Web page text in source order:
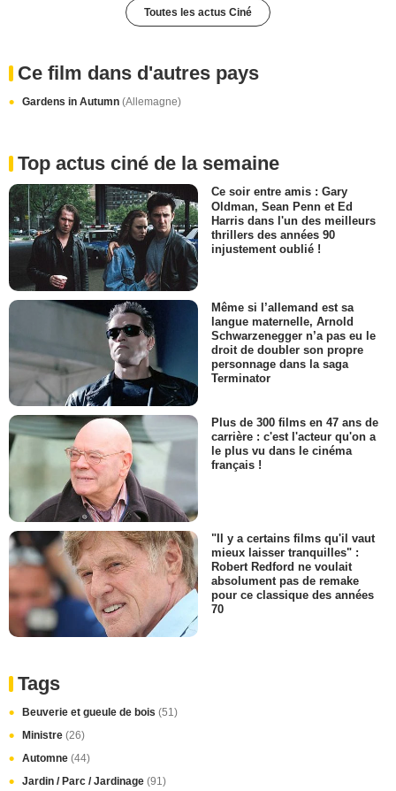
Toutes les actus Ciné
Ce film dans d'autres pays
Gardens in Autumn (Allemagne)
Top actus ciné de la semaine
Ce soir entre amis : Gary
Oldman, Sean Penn et Ed
Harris dans l'un des meilleurs
thrillers des années 90
injustement oublié !
Même si l’allemand est sa
langue maternelle, Arnold
Schwarzenegger n’a pas eu le
droit de doubler son propre
personnage dans la saga
Terminator
Plus de 300 films en 47 ans de
carrière : c'est l'acteur qu'on a
le plus vu dans le cinéma
français !
"Il y a certains films qu'il vaut
mieux laisser tranquilles" :
Robert Redford ne voulait
absolument pas de remake
pour ce classique des années
70
Tags
Beuverie et gueule de bois (51)
Ministre (26)
Automne (44)
Jardin / Parc / Jardinage (91)